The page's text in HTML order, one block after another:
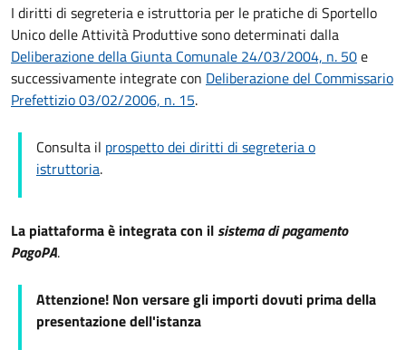
I diritti di segreteria e istruttoria per le pratiche di Sportello
Unico delle Attività Produttive sono determinati dalla
Deliberazione della Giunta Comunale 24/03/2004, n. 50e
successivamente integrate con Deliberazione del Commissario
Prefettizio 03/02/2006, n. 15.
Consulta il prospetto dei diritti di segreteria o
istruttoria.
La piattaforma è integrata con ilsistema di pagamento
PagoPA.
Attenzione! Non versare gli importi dovuti prima della
presentazione dell'istanza